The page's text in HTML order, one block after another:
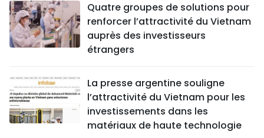
Quatre groupes de solutions pour
renforcer l’attractivité du Vietnam
auprès des investisseurs
étrangers
La presse argentine souligne
l’attractivité du Vietnam pour les
investissements dans les
matériaux de haute technologie